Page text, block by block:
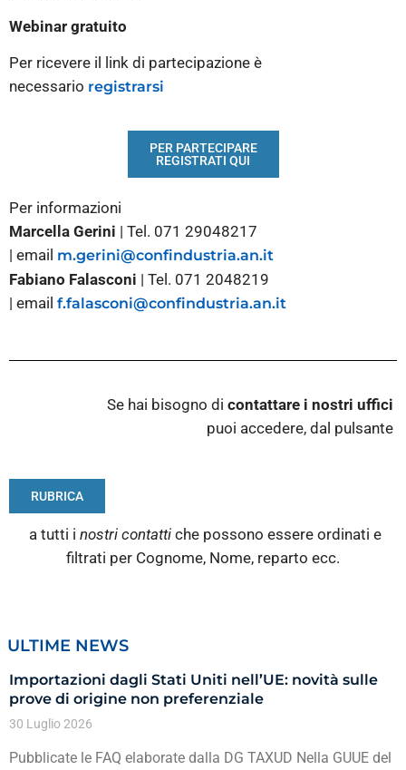
Webinar gratuito
Per ricevere il link di partecipazione è
necessario registrarsi
PER PARTECIPARE
REGISTRATI QUI
Per informazioni
Marcella Gerini | Tel. 071 29048217
| email m.gerini@confindustria.an.it
Fabiano Falasconi | Tel. 071 2048219
| email f.falasconi@confindustria.an.it
Se hai bisogno di contattare i nostri uffici
puoi accedere, dal pulsante
RUBRICA
a tutti i nostri contatti che possono essere ordinati e
filtrati per Cognome, Nome, reparto ecc.
ULTIME NEWS
Importazioni dagli Stati Uniti nell’UE: novità sulle
prove di origine non preferenziale
30 Luglio 2026
Pubblicate le FAQ elaborate dalla DG TAXUD Nella GUUE del